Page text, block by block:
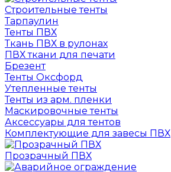
Строительные тенты
Тарпаулин
Тенты ПВХ
Ткань ПВХ в рулонах
ПВХ ткани для печати
Брезент
Тенты Оксфорд
Утепленные тенты
Тенты из арм. пленки
Маскировочные тенты
Аксессуары для тентов
Комплектующие для завесы ПВХ
Прозрачный ПВХ